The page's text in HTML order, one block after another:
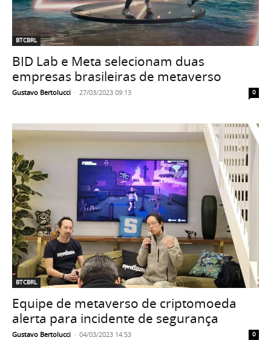
BTCBRL
BID Lab e Meta selecionam duas
empresas brasileiras de metaverso
Gustavo Bertolucci - 27/03/2023 09:13 0
BTCBRL
Equipe de metaverso de criptomoeda
alerta para incidente de segurança
Gustavo Bertolucci - 04/03/2023 14:53 0